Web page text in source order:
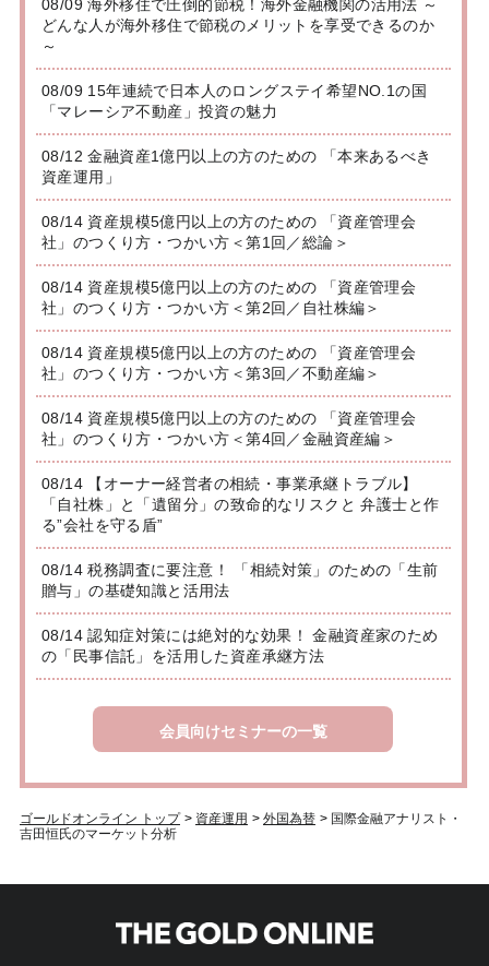
08/09 海外移住で圧倒的節税！海外金融機関の活用法 ～
どんな人が海外移住で節税のメリットを享受できるのか
～
08/09 15年連続で日本人のロングステイ希望NO.1の国
「マレーシア不動産」投資の魅力
08/12 金融資産1億円以上の方のための 「本来あるべき
資産運用」
08/14 資産規模5億円以上の方のための 「資産管理会
社」のつくり方・つかい方＜第1回／総論＞
08/14 資産規模5億円以上の方のための 「資産管理会
社」のつくり方・つかい方＜第2回／自社株編＞
08/14 資産規模5億円以上の方のための 「資産管理会
社」のつくり方・つかい方＜第3回／不動産編＞
08/14 資産規模5億円以上の方のための 「資産管理会
社」のつくり方・つかい方＜第4回／金融資産編＞
08/14 【オーナー経営者の相続・事業承継トラブル】
「自社株」と「遺留分」の致命的なリスクと 弁護士と作
る”会社を守る盾”
08/14 税務調査に要注意！ 「相続対策」のための「生前
贈与」の基礎知識と活用法
08/14 認知症対策には絶対的な効果！ 金融資産家のため
の「民事信託」を活用した資産承継方法
会員向けセミナーの一覧
ゴールドオンライン トップ > 資産運用 > 外国為替 > 国際金融アナリスト・
吉田恒氏のマーケット分析